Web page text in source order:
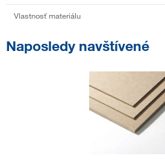
Vlastnosť materiálu
Naposledy navštívené